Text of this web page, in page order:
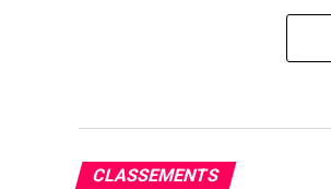
CLASSEMENTS